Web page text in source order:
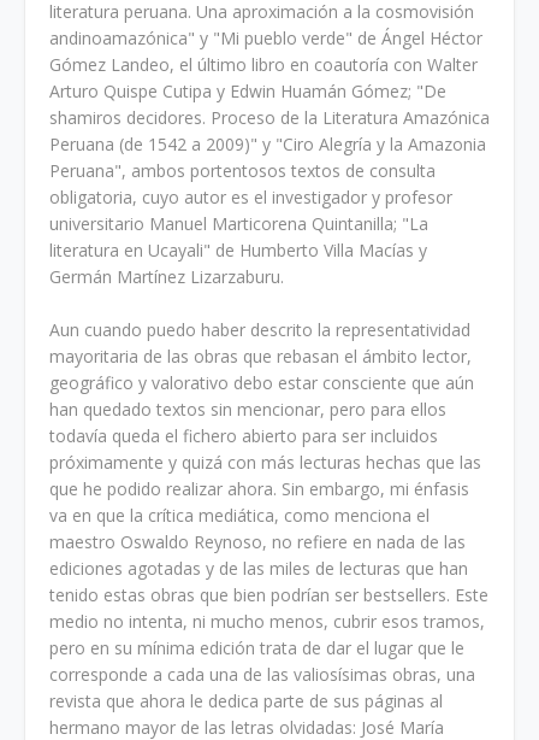
literatura peruana. Una aproximación a la cosmovisión
andinoamazónica" y "Mi pueblo verde" de Ángel Héc­tor
Gómez Landeo, el último libro en coautoría con Walter
Arturo Quispe Cutipa y Edwin Huamán Gómez; "De
shamiros decidores. Proceso de la Literatura Amazónica
Peruana (de 1542 a 2009)" y "Ciro Alegría y la Amazonia
Peruana", ambos portentosos textos de consulta
obligatoria, cuyo autor es el investigador y profesor
universitario Manuel Marticorena Quintanilla; "La
literatura en Ucayali" de Humberto Villa Macías y
Germán Martínez Lizarzaburu.
Aun cuando puedo haber descrito la representatividad
mayoritaria de las obras que re­basan el ámbito lector,
geográfico y valorativo debo estar consciente que aún
han queda­do textos sin mencionar, pero para ellos
todavía queda el fichero abierto para ser incluidos
próximamente y quizá con más lecturas hechas que las
que he podido realizar ahora. Sin embargo, mi énfasis
va en que la crítica mediática, como menciona el
maestro Oswaldo Reynoso, no refiere en nada de las
ediciones agotadas y de las miles de lecturas que han
tenido estas obras que bien podrían ser bestsellers. Este
medio no intenta, ni mucho menos, cubrir esos tramos,
pero en su mínima edición trata de dar el lugar que le
corresponde a cada una de las valiosísimas obras, una
revista que ahora le dedica parte de sus páginas al
hermano mayor de las letras olvidadas: José María